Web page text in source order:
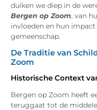
duiken we diep in de
Bergen op Zoom, van
invloeden en hun
gemeenschap.
De Traditie van
Zoom
Historische Context
Bergen op Zoom heeft
teruggaat tot de